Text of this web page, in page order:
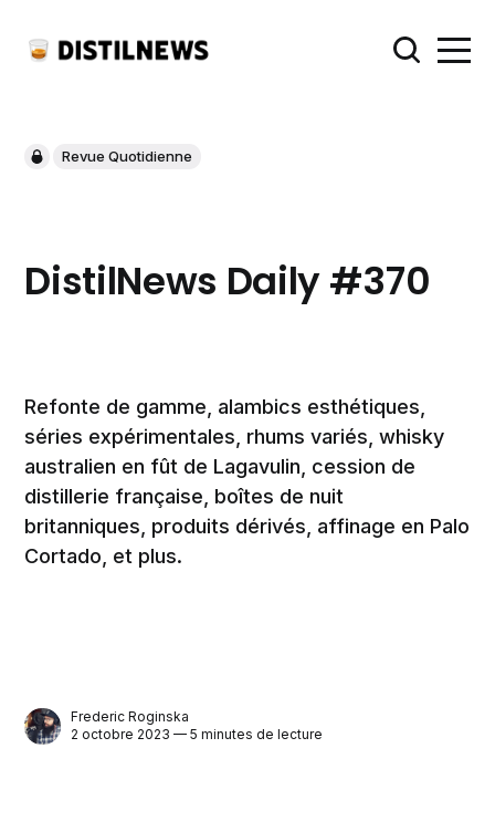
Revue Quotidienne
DistilNews Daily #370
Refonte de gamme, alambics esthétiques,
séries expérimentales, rhums variés, whisky
australien en fût de Lagavulin, cession de
distillerie française, boîtes de nuit
britanniques, produits dérivés, affinage en Palo
Cortado, et plus.
Frederic Roginska
2 octobre 2023 — 5 minutes de lecture